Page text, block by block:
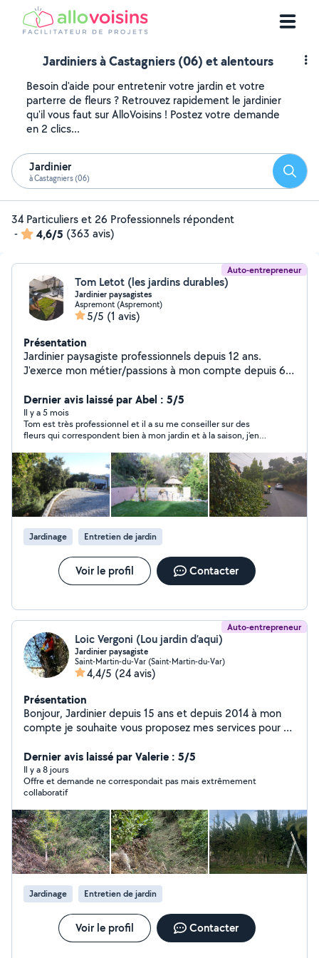
Jardiniers à Castagniers (06) et alentours
Besoin d'aide pour entretenir votre jardin et votre
parterre de fleurs ? Retrouvez rapidement le jardinier
qu'il vous faut sur AlloVoisins ! Postez votre demande
en 2 clics...
Jardinier
à Castagniers (06)
34 Particuliers et 26 Professionnels répondent
-
4,6/5 (363 avis)
Auto-entrepreneur
Tom Letot (les jardins durables)
Jardinier paysagistes
Aspremont (Aspremont)
5/5 (1 avis)
Présentation
Jardinier paysagiste professionnels depuis 12 ans.
J'exerce mon métier/passions à mon compte depuis 6
forme en continue autour des : Plantes bio-indicatrices/
taille fruitières / Compréhension du sol / Créations de
potager / Pépiniériste végétal local/ Bassins / Maitre
composteur etc.. Équipé pour touts types de
prestations, je réalise: Entretiens de jardins Remise de
état Travaux de clôture Design et conseils Travaux de
maçonnerie Pose d'arrosage automatique Créations de
jardin comestible ( Potager,verger,maraîchage)
Réalisation de travaux d'ebenisterie ( jardinière, terrasse
etc..) Je met en avant mes savoir faire autour du vivant,
afin de réaliser des prestations les plus adéquates avec
l'environnement ( Respect du végétal, plantations
adapté, traitement naturels) Site internet :
lesjardinsdurables Ensemble nous trouverons une
Dernier avis laissé par Abel : 5/5
Il y a 5 mois
Tom est très professionnel et il a su me conseiller sur des
fleurs qui correspondent bien à mon jardin et à la saison, j'en
Jardinage Entretien de jardin
Voir le profil Contacter
Auto-entrepreneur
Loic Vergoni (Lou jardin d’aqui)
Jardinier paysagiste
Saint-Martin-du-Var (Saint-Martin-du-Var)
4,4/5 (24 avis)
Présentation
Bonjour, Jardinier depuis 15 ans et depuis 2014 à mon
compte je souhaite vous proposez mes services pour un
travaillé et évacué les végétaux Je reste à votre
Dernier avis laissé par Valerie : 5/5
Il y a 8 jours
Offre et demande ne correspondait pas mais extrêmement
collaboratif
Jardinage Entretien de jardin
Voir le profil Contacter